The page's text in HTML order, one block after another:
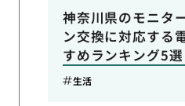
神奈川県のモニタ
ン交換に対応する
すめランキング5選
生活